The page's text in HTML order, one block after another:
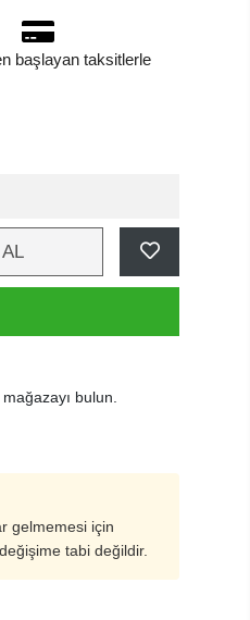
başlayan taksitlerle
bulun.
gelmemesi için
tabi değildir.